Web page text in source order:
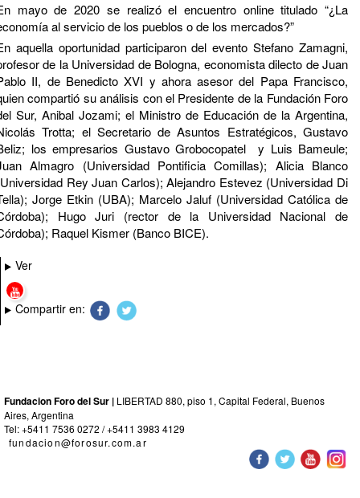
mayo de 2020 se realizó el encuentro online titulado “¿La
al servicio de los pueblos o de los mercados?”
aquella oportunidad participaron del evento Stefano Zamagni,
de la Universidad de Bologna, economista dilecto de Juan
II, de Benedicto XVI y ahora asesor del Papa Francisco,
compartió su análisis con el Presidente de la Fundación Foro
Sur, Anibal Jozami; el Ministro de Educación de la Argentina,
Trotta; el Secretario de Asuntos Estratégicos, Gustavo
los empresarios Gustavo Grobocopatel y Luis Bameule;
Almagro (Universidad Pontificia Comillas); Alicia Blanco
Rey Juan Carlos); Alejandro Estevez (Universidad Di
Jorge Etkin (UBA); Marcelo Jaluf (Universidad Católica de
Hugo Juri (rector de la Universidad Nacional de
Raquel Kismer (Banco BICE).
Ver
Compartir en:
Fundacion Foro del Sur | LIBERTAD 880, piso 1, Capital Federal, Buenos
Aires, Argentina
Tel: +5411 7536 0272 / +5411 3983 4129
fundacion@forosur.com.ar